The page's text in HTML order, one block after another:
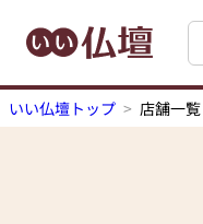
いい仏壇トップ 店舗一覧